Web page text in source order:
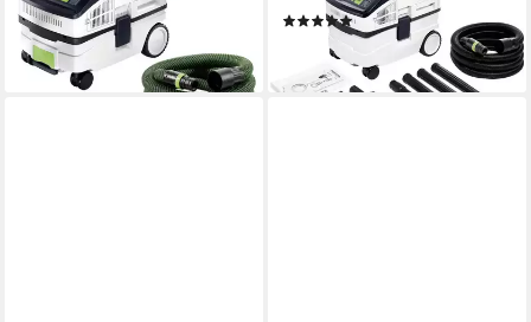
ab 561,90 €
lieferbar - in 2-3 Werktagen bei dir
(1)
ab 443,49 €
lieferbar - in 2-3 Werktagen bei dir